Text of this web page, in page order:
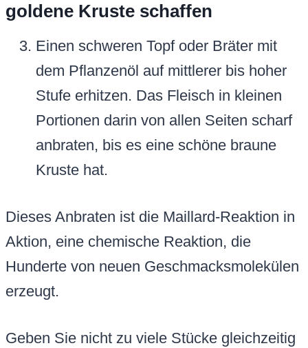
goldene Kruste schaffen
Einen schweren Topf oder Bräter mit
dem Pflanzenöl auf mittlerer bis hoher
Stufe erhitzen. Das Fleisch in kleinen
Portionen darin von allen Seiten scharf
anbraten, bis es eine schöne braune
Kruste hat.
Dieses Anbraten ist die Maillard-Reaktion in
Aktion, eine chemische Reaktion, die
Hunderte von neuen Geschmacksmolekülen
erzeugt.
Geben Sie nicht zu viele Stücke gleichzeitig